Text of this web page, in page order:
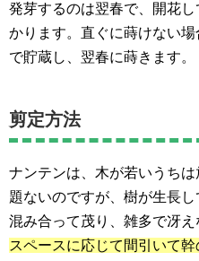
発芽するのは翌春で、開花
かります。直ぐに蒔けない
で貯蔵し、翌春に蒔きます。
剪定方法
ナンテンは、木が若いうち
題ないのですが、樹が生長
混み合って茂り、雑多で冴え
スペースに応じて間引いて